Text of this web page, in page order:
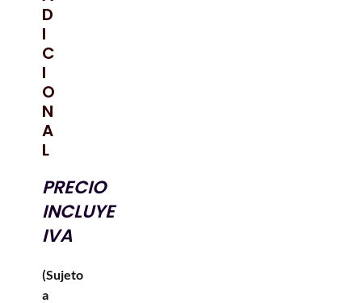
D
I
C
I
O
N
A
L
PRECIO
INCLUYE
IVA
(Sujeto
a